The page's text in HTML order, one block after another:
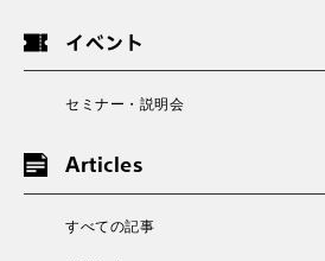
イベント
セミナー・説明会
Articles
すべての記事